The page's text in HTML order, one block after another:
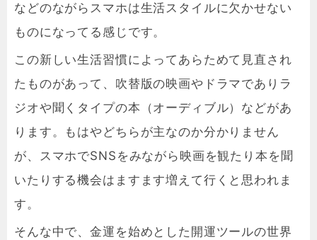
などのながらスマホは生活スタイルに欠かせない
ものになってる感じです。
この新しい生活習慣によってあらためて見直され
たものがあって、吹替版の映画やドラマでありラ
ジオや聞くタイプの本（オーディブル）などがあ
ります。もはやどちらが主なのか分かりません
が、スマホでSNSをみながら映画を観たり本を聞
いたりする機会はますます増えて行くと思われま
す。
そんな中で、金運を始めとした開運ツールの世界